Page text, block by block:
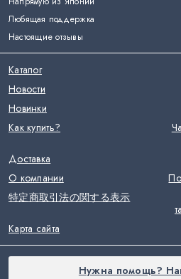
Любящая поддержка
Настоящие отзывы
Каталог
Новости
Новинки
Как купить?
Доставка
О компании
特定商取引法の関する表示
Карта сайта
Нужна помощь?